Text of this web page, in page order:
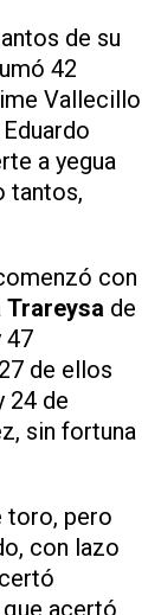
de su
42
Vallecillo
a yegua
tantos,
con
Trareysa de
47
de ellos
24 de
sin fortuna
toro, pero
con lazo